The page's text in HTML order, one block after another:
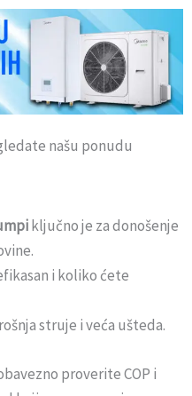
našu ponudu
ključno je za donošenje
i koliko ćete
struje i veća ušteda.
proverite COP i